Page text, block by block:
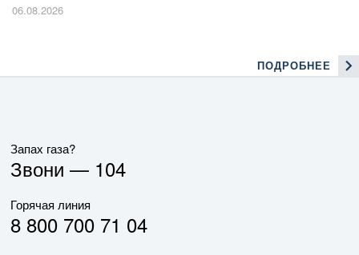
06.08.2026
ПОДРОБНЕЕ
Запах газа?
Звони — 104
Горячая линия
8 800 700 71 04